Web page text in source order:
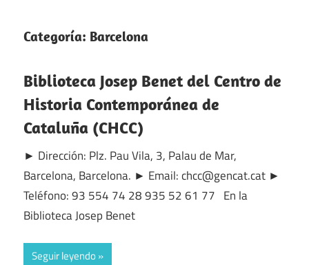
Categoría: Barcelona
Biblioteca Josep Benet del Centro de
Historia Contemporánea de
Cataluña (CHCC)
► Dirección: Plz. Pau Vila, 3, Palau de Mar,
Barcelona, Barcelona. ► Email: chcc@gencat.cat ►
Teléfono: 93 554 74 28 935 52 61 77 En la
Biblioteca Josep Benet
Seguir leyendo